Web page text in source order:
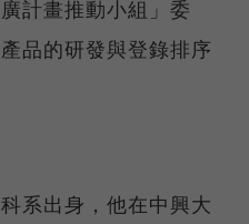
計畫推動小組」委
品的研發與登錄排序
系出身，他在中興大